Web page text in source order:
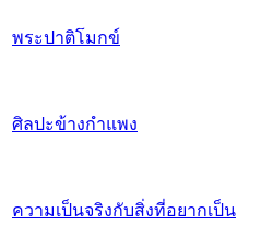
พระปาติโมกข์
ศิลปะข้างกำแพง
ความเป็นจริงกับสิ่งที่อยากเป็น